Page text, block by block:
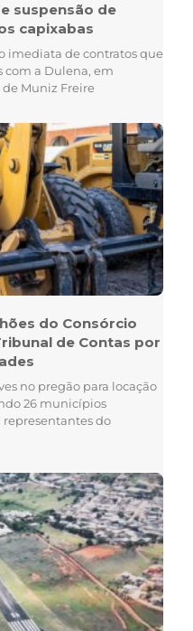
suspensão de
capixabas
imediata de contratos que
com a Dulena, em
Muniz Freire
do Consórcio
de Contas por
no pregão para locação
26 municípios
do